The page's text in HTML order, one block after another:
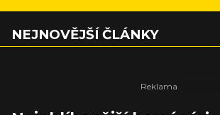
NEJNOVĚJŠÍ ČLÁNKY